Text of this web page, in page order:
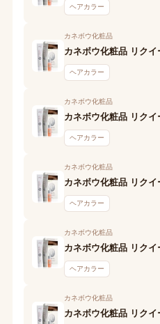
ヘアカラー
カネボウ化粧品
ヘアカラー
カネボウ化粧品
ヘアカラー
カネボウ化粧品
ヘアカラー
カネボウ化粧品
ヘアカラー
カネボウ化粧品